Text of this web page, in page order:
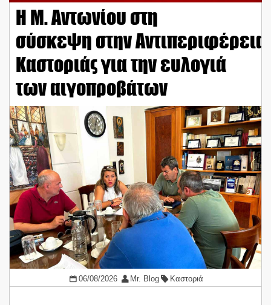
Η Μ. Αντωνίου στη
σύσκεψη στην Αντιπεριφέρεια
Καστοριάς για την ευλογιά
των αιγοπροβάτων
06/08/2026 Mr. Blog Καστοριά